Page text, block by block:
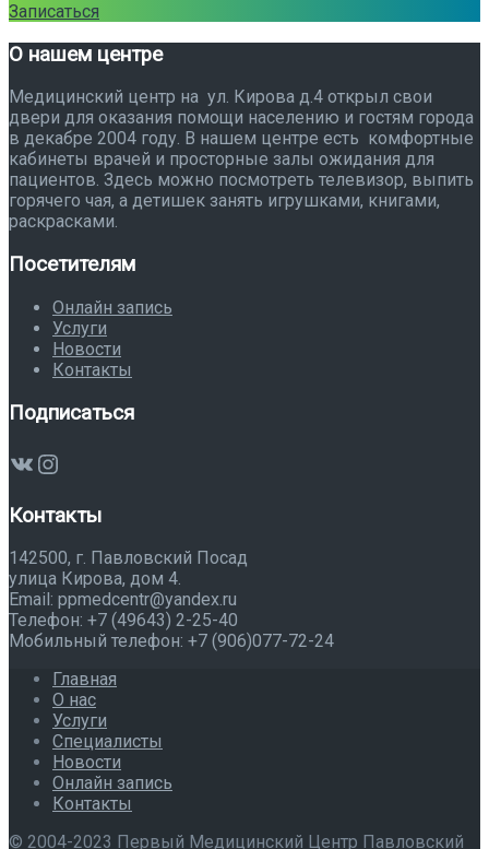
Записаться
О нашем центре
Медицинский центр на ул. Кирова д.4 открыл свои
двери для оказания помощи населению и гостям города
в декабре 2004 году. В нашем центре есть комфортные
кабинеты врачей и просторные залы ожидания для
пациентов. Здесь можно посмотреть телевизор, выпить
горячего чая, а детишек занять игрушками, книгами,
раскрасками.
Посетителям
Онлайн запись
Услуги
Новости
Контакты
Подписаться
ВКонтакте
Instagram
Контакты
142500, г. Павловский Посад
улица Кирова, дом 4.
Email: ppmedcentr@yandex.ru
Телефон: +7 (49643) 2-25-40
Мобильный телефон: +7 (906)077-72-24
Главная
О нас
Услуги
Специалисты
Новости
Онлайн запись
Контакты
© 2004-2023 Первый Медицинский Центр Павловский